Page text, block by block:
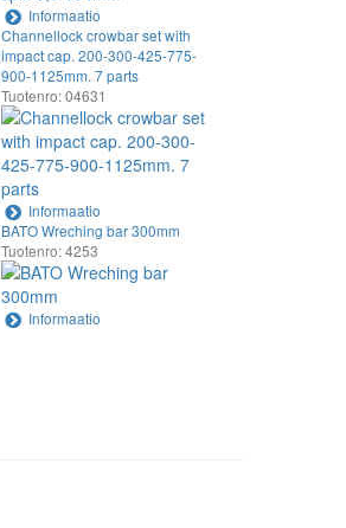
Informaatio
Channellock crowbar set with
impact cap. 200-300-425-775-
900-1125mm. 7 parts
Tuotenro: 04631
Informaatio
BATO Wreching bar 300mm
Tuotenro: 4253
Informaatio